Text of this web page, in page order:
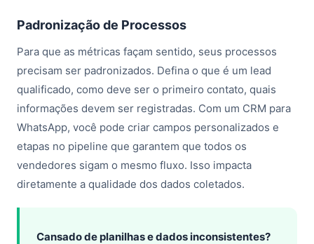
Padronização de Processos
Para que as métricas façam sentido, seus processos
precisam ser padronizados. Defina o que é um lead
qualificado, como deve ser o primeiro contato, quais
informações devem ser registradas. Com um CRM para
WhatsApp, você pode criar campos personalizados e
etapas no pipeline que garantem que todos os
vendedores sigam o mesmo fluxo. Isso impacta
diretamente a qualidade dos dados coletados.
Cansado de planilhas e dados inconsistentes?